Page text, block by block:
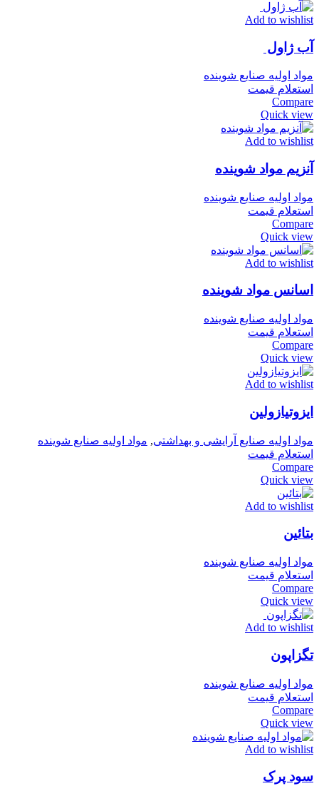
Add to wishlist
آب ژاول
مواد اولیه صنایع شوینده
استعلام قیمت
Compare
Quick view
Add to wishlist
آنزیم مواد شوینده
مواد اولیه صنایع شوینده
استعلام قیمت
Compare
Quick view
Add to wishlist
اسانس مواد شوینده
مواد اولیه صنایع شوینده
استعلام قیمت
Compare
Quick view
Add to wishlist
ایزوتیازولین
مواد اولیه صنایع آرایشی و بهداشتی, مواد اولیه صنایع شوینده
استعلام قیمت
Compare
Quick view
Add to wishlist
بتائین
مواد اولیه صنایع شوینده
استعلام قیمت
Compare
Quick view
Add to wishlist
تگزاپون
مواد اولیه صنایع شوینده
استعلام قیمت
Compare
Quick view
Add to wishlist
سود پرک